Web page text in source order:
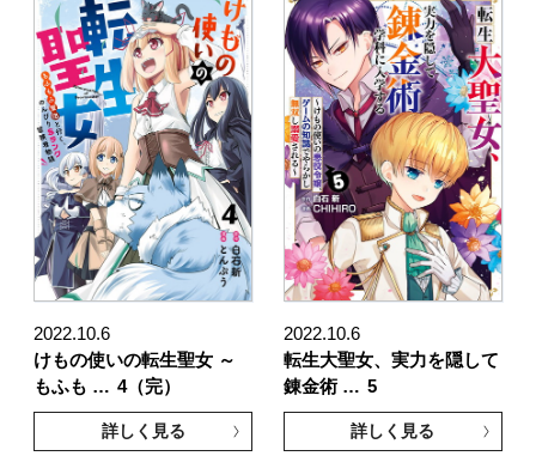
2022.10.6
けもの使いの転生聖女 ～
もふも … 4（完）
詳しく見る
2022.10.6
転生大聖女、実力を隠して
錬金術 … 5
詳しく見る